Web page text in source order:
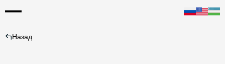
Назад